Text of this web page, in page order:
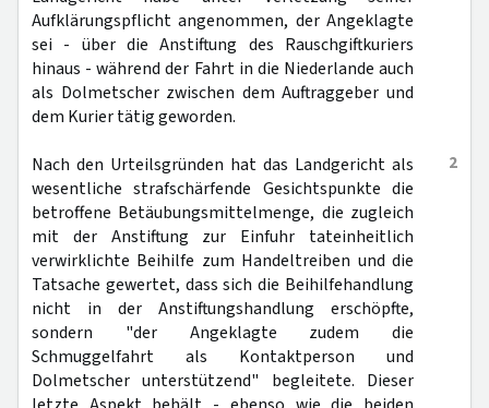
Aufklärungspflicht angenommen, der Angeklagte
sei - über die Anstiftung des Rauschgiftkuriers
hinaus - während der Fahrt in die Niederlande auch
als Dolmetscher zwischen dem Auftraggeber und
dem Kurier tätig geworden.
2
Nach den Urteilsgründen hat das Landgericht als
wesentliche strafschärfende Gesichtspunkte die
betroffene Betäubungsmittelmenge, die zugleich
mit der Anstiftung zur Einfuhr tateinheitlich
verwirklichte Beihilfe zum Handeltreiben und die
Tatsache gewertet, dass sich die Beihilfehandlung
nicht in der Anstiftungshandlung erschöpfte,
sondern "der Angeklagte zudem die
Schmuggelfahrt als Kontaktperson und
Dolmetscher unterstützend" begleitete. Dieser